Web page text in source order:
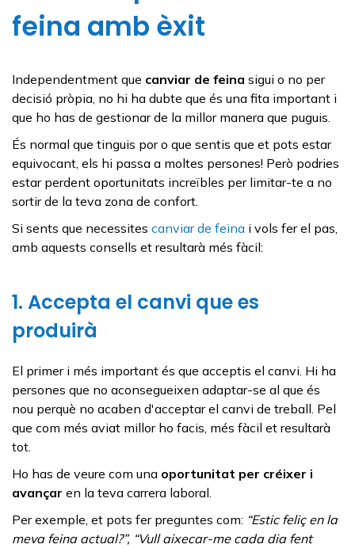
feina amb èxit
Independentment que canviar de feina sigui o no per
decisió pròpia, no hi ha dubte que és una fita important i
que ho has de gestionar de la millor manera que puguis.
És normal que tinguis por o que sentis que et pots estar
equivocant, els hi passa a moltes persones! Però podries
estar perdent oportunitats increïbles per limitar-te a no
sortir de la teva zona de confort.
Si sents que necessites canviar de feina i vols fer el pas,
amb aquests consells et resultarà més fàcil:
1. Accepta el canvi que es
produirà
El primer i més important és que acceptis el canvi. Hi ha
persones que no aconsegueixen adaptar-se al que és
nou perquè no acaben d'acceptar el canvi de treball. Pel
que com més aviat millor ho facis, més fàcil et resultarà
tot.
Ho has de veure com una oportunitat per créixer i
avançar en la teva carrera laboral.
Per exemple, et pots fer preguntes com: “Estic feliç en la
meva feina actual?”, “Vull aixecar-me cada dia fent